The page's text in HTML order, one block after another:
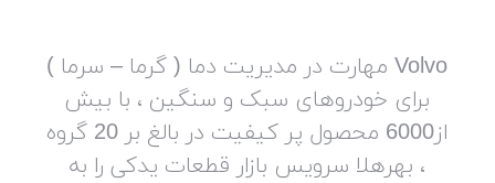
Volvo مهارت در مدیریت دما ( گرما – سرما )
برای خودروهای سبک و سنگین ، با بیش
از6000 محصول پر کیفیت در بالغ بر 20 گروه
، بهرهلا سرویس بازار قطعات یدکی را به